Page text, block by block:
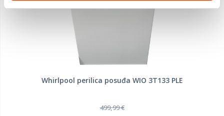
Whirlpool perilica posuđa WIO 3T133 PLE
499,99 €